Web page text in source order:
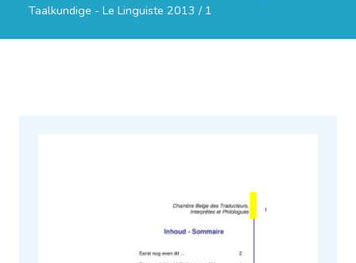
Taalkundige - Le Linguiste 2013 / 1